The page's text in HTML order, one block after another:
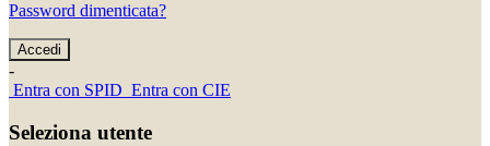
Password dimenticata?
-
Entra con SPID Entra con CIE
Seleziona utente